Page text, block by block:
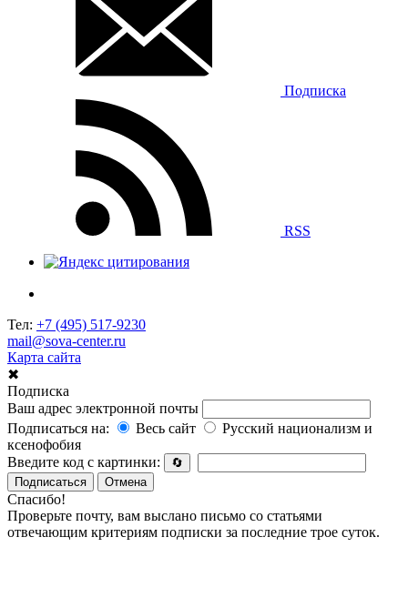
Подписка
RSS
Тел: +7 (495) 517-9230
mail@sova-center.ru
Карта сайта
✖
Подписка
Ваш адрес электронной почты
Подписаться на:
Весь сайт
Русский национализм и
ксенофобия
Введите код с картинки:
🔄
Подписаться
Отмена
Спасибо!
Проверьте почту, вам выслано письмо со статьями
отвечающим критериям подписки за последние трое суток.